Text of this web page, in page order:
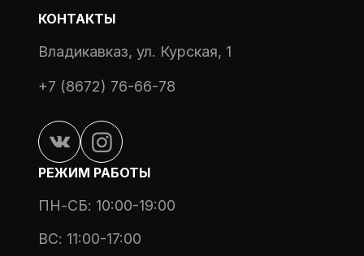
КОНТАКТЫ
Владикавказ, ул. Курская, 1
+7 (8672) 76-66-78
РЕЖИМ РАБОТЫ
ПН-СБ: 10:00-19:00
ВС: 11:00-17:00